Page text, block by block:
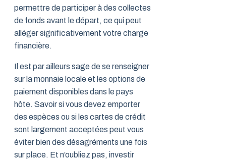
permettre de participer à des collectes
de fonds avant le départ, ce qui peut
alléger significativement votre charge
financière.
Il est par ailleurs sage de se renseigner
sur la monnaie locale et les options de
paiement disponibles dans le pays
hôte. Savoir si vous devez emporter
des espèces ou si les cartes de crédit
sont largement acceptées peut vous
éviter bien des désagréments une fois
sur place. Et n’oubliez pas, investir